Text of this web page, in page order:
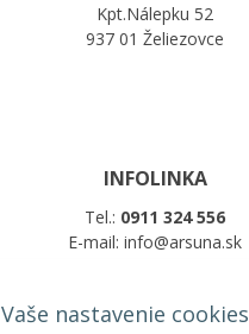
Vaše nastavenie cookies
Kpt.Nálepku 52
937 01 Želiezovce
INFOLINKA
Tel.: 0911 324 556
E-mail: info@arsuna.sk
VŠETKO O NÁKUPE